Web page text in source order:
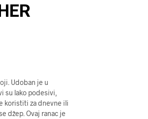
Udoban je u
su lako podesivi,
koristiti za dnevne ili
džep. Ovaj ranac je